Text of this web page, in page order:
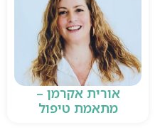
אורית אקרמן –
מתאמת טיפול